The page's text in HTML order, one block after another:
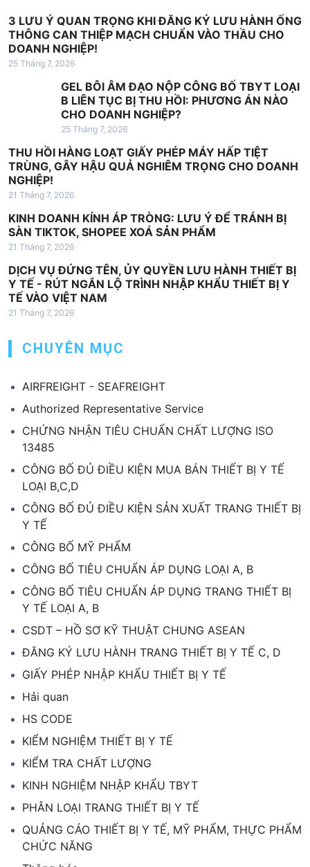
b
à
i
t
3 LƯU Ý QUAN TRỌNG KHI ĐĂNG KÝ LƯU HÀNH ỐNG
THÔNG CAN THIỆP MẠCH CHUẨN VÀO THẦU CHO
DOANH NGHIỆP!
25 Tháng 7, 2026
GEL BÔI ÂM ĐẠO NỘP CÔNG BỐ TBYT LOẠI
B LIÊN TỤC BỊ THU HỒI: PHƯƠNG ÁN NÀO
CHO DOANH NGHIỆP?
25 Tháng 7, 2026
THU HỒI HÀNG LOẠT GIẤY PHÉP MÁY HẤP TIỆT
TRÙNG, GÂY HẬU QUẢ NGHIÊM TRỌNG CHO DOANH
NGHIỆP!
21 Tháng 7, 2026
KINH DOANH KÍNH ÁP TRÒNG: LƯU Ý ĐỂ TRÁNH BỊ
SÀN TIKTOK, SHOPEE XOÁ SẢN PHẨM
21 Tháng 7, 2026
DỊCH VỤ ĐỨNG TÊN, ỦY QUYỀN LƯU HÀNH THIẾT BỊ
Y TẾ - RÚT NGẮN LỘ TRÌNH NHẬP KHẨU THIẾT BỊ Y
TẾ VÀO VIỆT NAM
21 Tháng 7, 2026
CHUYÊN MỤC
AIRFREIGHT - SEAFREIGHT
Authorized Representative Service
CHỨNG NHẬN TIÊU CHUẨN CHẤT LƯỢNG ISO
13485
CÔNG BỐ ĐỦ ĐIỀU KIỆN MUA BÁN THIẾT BỊ Y TẾ
LOẠI B,C,D
CÔNG BỐ ĐỦ ĐIỀU KIỆN SẢN XUẤT TRANG THIẾT BỊ
Y TẾ
CÔNG BỐ MỸ PHẨM
CÔNG BỐ TIÊU CHUẨN ÁP DỤNG LOẠI A, B
CÔNG BỐ TIÊU CHUẨN ÁP DỤNG TRANG THIẾT BỊ
Y TẾ LOẠI A, B
CSDT – HỒ SƠ KỸ THUẬT CHUNG ASEAN
ĐĂNG KÝ LƯU HÀNH TRANG THIẾT BỊ Y TẾ C, D
GIẤY PHÉP NHẬP KHẨU THIẾT BỊ Y TẾ
Hải quan
HS CODE
KIỂM NGHIỆM THIẾT BỊ Y TẾ
KIỂM TRA CHẤT LƯỢNG
KINH NGHIỆM NHẬP KHẨU TBYT
PHÂN LOẠI TRANG THIẾT BỊ Y TẾ
QUẢNG CÁO THIẾT BỊ Y TẾ, MỸ PHẨM, THỰC PHẨM
CHỨC NĂNG